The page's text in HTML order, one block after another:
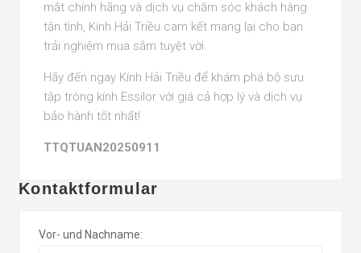
mắt chính hãng và dịch vụ chăm sóc khách hàng
tận tình, Kính Hải Triều cam kết mang lại cho bạn
trải nghiệm mua sắm tuyệt vời.
Hãy đến ngay Kính Hải Triều để khám phá bộ sưu
tập tròng kính Essilor với giá cả hợp lý và dịch vụ
bảo hành tốt nhất!
TTQTUAN20250911
Kontaktformular
Vor- und Nachname: